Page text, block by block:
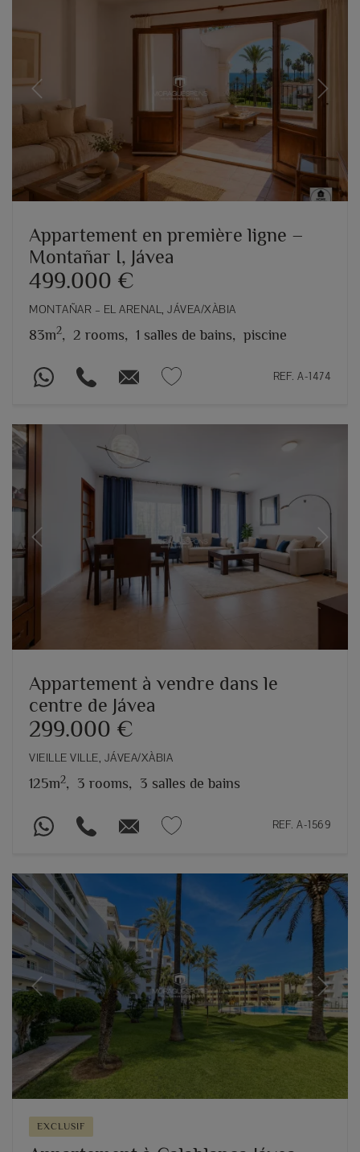
Previous Next
Appartement en première ligne –
Montañar I, Jávea
499.000 €
MONTAÑAR – EL ARENAL, JÁVEA/XÀBIA
83m2, 2 rooms, 1 salles de bains, piscine
REF. A-1474
Previous Next
Appartement à vendre dans le
centre de Jávea
299.000 €
VIEILLE VILLE, JÁVEA/XÀBIA
125m2, 3 rooms, 3 salles de bains
REF. A-1569
Previous Next
EXCLUSIF